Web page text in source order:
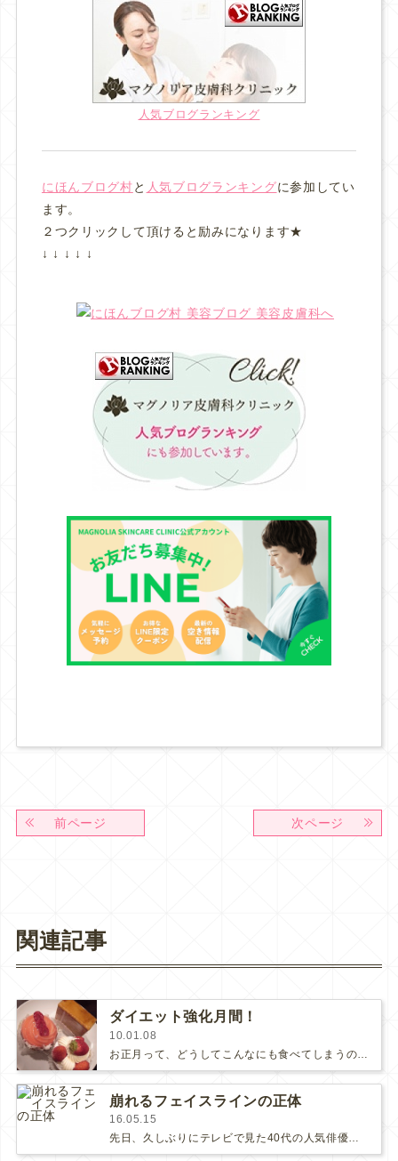
人気ブログランキング
にほんブログ村と 人気ブログランキングに参加してい
ます。
２つクリックして頂けると励みになります★
↓ ↓ ↓ ↓ ↓
前ページ 次ページ
関連記事
ダイエット強化月間！
10.01.08
崩れるフェイスラインの正体
16.05.15
先日、久しぶりにテレビで見た40代の人気俳優さん。相変わらずカッコいいんだけどなんとなく老けてしまった印象がありました。その一…